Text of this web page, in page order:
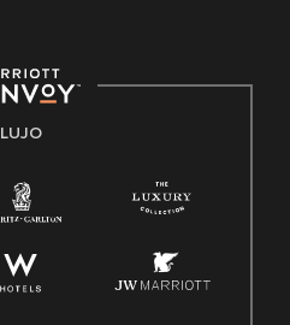
español
y médica (FMLA)
LUJO